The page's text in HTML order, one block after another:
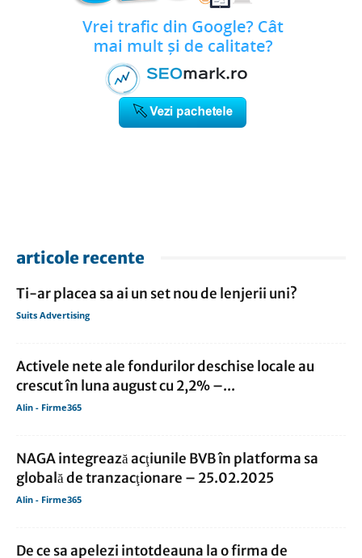
articole recente
Ti-ar placea sa ai un set nou de lenjerii uni?
Suits Advertising
Activele nete ale fondurilor deschise locale au
crescut în luna august cu 2,2% –...
Alin - Firme365
NAGA integrează acţiunile BVB în platforma sa
globală de tranzacţionare – 25.02.2025
Alin - Firme365
De ce sa apelezi intotdeauna la o firma de